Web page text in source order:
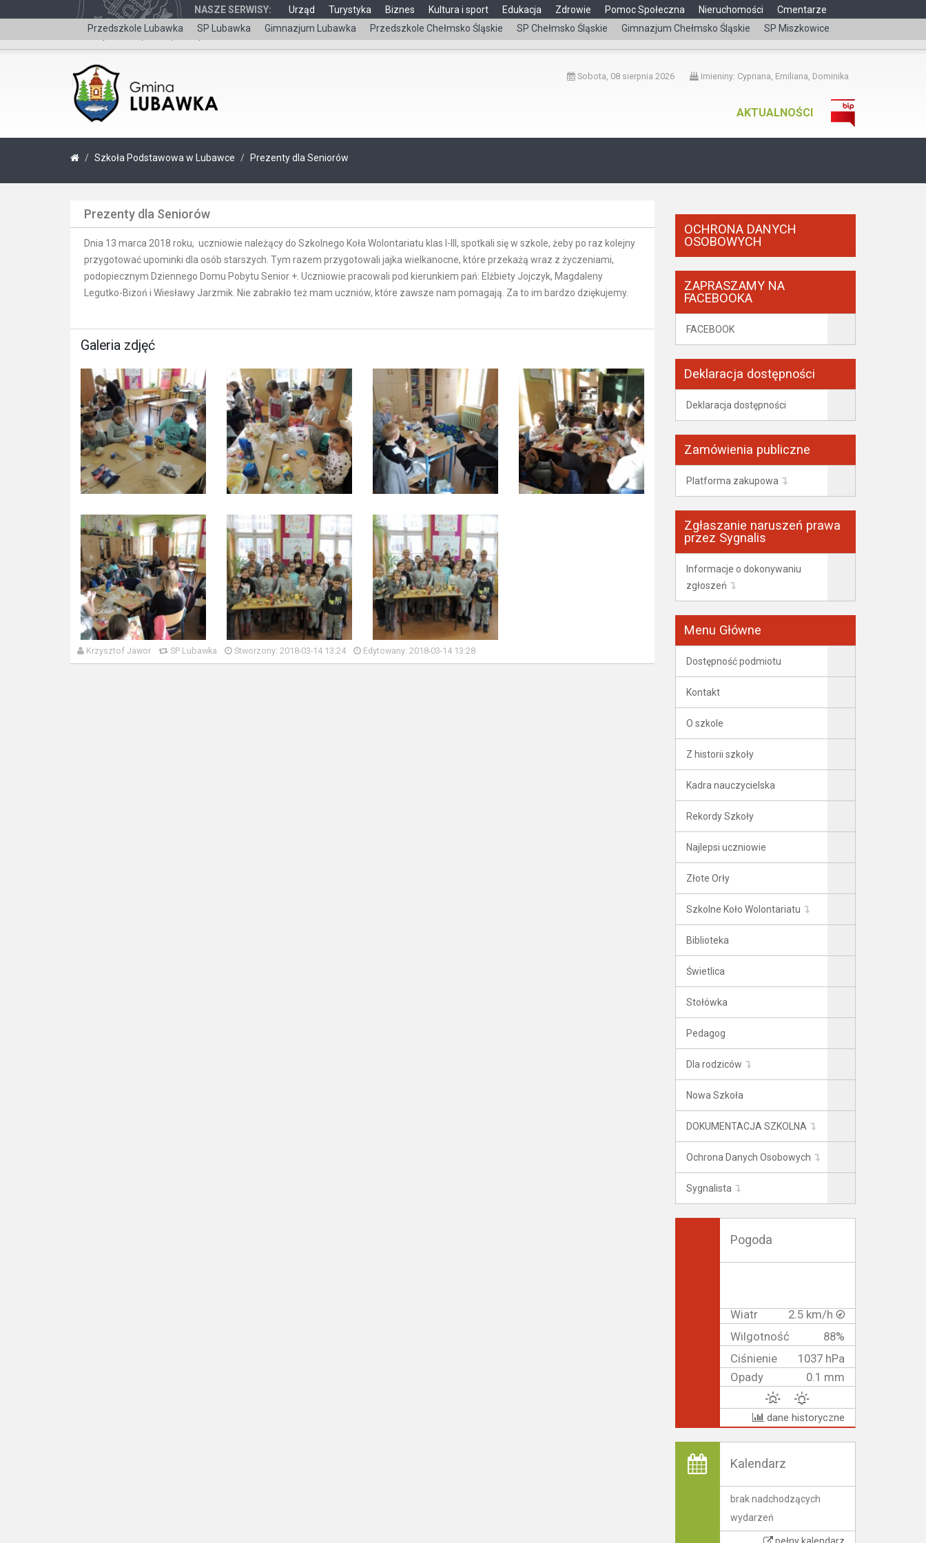
NASZE SERWISY: Urząd Turystyka Biznes Kultura i sport
Edukacja
Przedszkole Lubawka
SP Lubawka Gimnazjum Lubawka Przedszkole Chełmsko Śląskie SP Chełmsko Śląskie Gimnazjum Chełmsko Śląskie SP Miszkowice
Zdrowie Pomoc Społeczna Nieruchomości Cmentarze
Wersja dla niepełnosprawnych čeština
Sobota, 08 sierpnia 2026 Imieniny: Cypriana, Emiliana, Dominika
AKTUALNOŚCI
Szkoła Podstawowa w Lubawce Prezenty dla Seniorów
Prezenty dla Seniorów
Dnia 13 marca 2018 roku, uczniowie należący do Szkolnego Koła Wolontariatu klas I-III, spotkali się w szkole, żeby po raz kolejny
przygotować upominki dla osób starszych. Tym razem przygotowali jajka wielkanocne, które przekażą wraz z życzeniami,
podopiecznym Dziennego Domu Pobytu Senior +. Uczniowie pracowali pod kierunkiem pań: Elżbiety Jojczyk, Magdaleny
Legutko-Bizoń i Wiesławy Jarzmik. Nie zabrakło też mam uczniów, które zawsze nam pomagają. Za to im bardzo dziękujemy.
Galeria zdjęć
Krzysztof Jawor SP Lubawka Stworzony: 2018-03-14 13:24 Edytowany: 2018-03-14 13:28
OCHRONA DANYCH
OSOBOWYCH
ZAPRASZAMY NA
FACEBOOKA
FACEBOOK
Deklaracja dostępności
Deklaracja dostępności
Zamówienia publiczne
Platforma zakupowa
Zgłaszanie naruszeń prawa
przez Sygnalis
Informacje o dokonywaniu
zgłoszeń
Menu Główne
Dostępność podmiotu
Kontakt
O szkole
Z historii szkoły
Kadra nauczycielska
Rekordy Szkoły
Najlepsi uczniowie
Złote Orły
Szkolne Koło Wolontariatu
Biblioteka
Świetlica
Stołówka
Pedagog
Dla rodziców
Nowa Szkoła
DOKUMENTACJA SZKOLNA
Ochrona Danych Osobowych
Sygnalista
Pogoda
Wiatr
2.5 km/h
Wilgotność
88%
Ciśnienie
1037 hPa
Opady
0.1 mm
dane historyczne
Kalendarz
brak nadchodzących
wydarzeń